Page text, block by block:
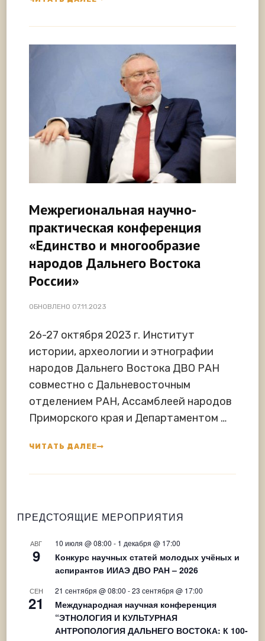
Межрегиональная научно-
практическая конференция
«Единство и многообразие
народов Дальнего Востока
России»
ОБНОВЛЕНО 07.11.2023
26-27 октября 2023 г. Институт
истории, археологии и этнографии
народов Дальнего Востока ДВО РАН
совместно с Дальневосточным
отделением РАН, Ассамблеей народов
Приморского края и Департаментом …
ЧИТАТЬ ДАЛЕЕ
ПРЕДСТОЯЩИЕ МЕРОПРИЯТИЯ
АВГ
9
10 июля @ 08:00 - 1 декабря @ 17:00
Конкурс научных статей молодых учёных и
аспирантов ИИАЭ ДВО РАН – 2026
СЕН
21
21 сентября @ 08:00 -23 сентября @ 17:00
Международная научная конференция
“ЭТНОЛОГИЯ И КУЛЬТУРНАЯ
АНТРОПОЛОГИЯ ДАЛЬНЕГО ВОСТОКА: К 100-